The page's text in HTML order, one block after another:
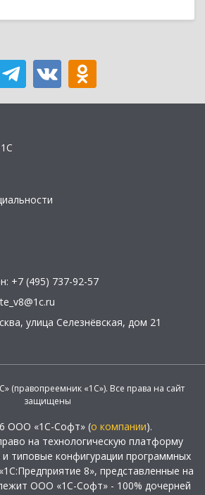
+7 (495) 737-92-57
, улица Селезнёвская, дом 21
(правопреемник «1С»). Все права на сайт
защищены
ООО «1С-Софт» (о компании).
на технологическую платформу
и типовые конфигурации программных
8», представленные на
ООО «1С-Софт» - 100% дочерней